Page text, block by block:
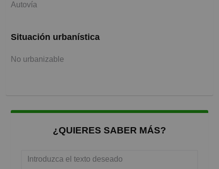
Autovía
Situación urbanística
No urbanizable
¿QUIERES SABER MÁS?